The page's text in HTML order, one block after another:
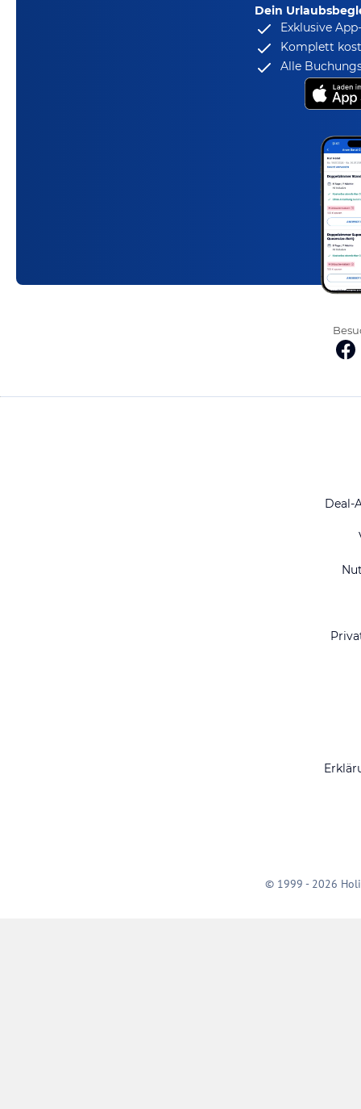
Dein
Exklusive
Komplett
Alle
Deal-
© 1999 - 2026